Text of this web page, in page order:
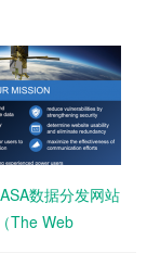
数据分发网站
The Web